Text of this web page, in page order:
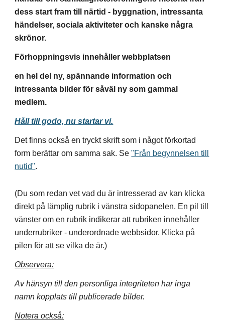
dess start fram till närtid - byggnation, intressanta
händelser, sociala aktiviteter och kanske några
skrönor.
Förhoppningsvis innehåller webbplatsen
en hel del ny, spännande information och
intressanta bilder för såväl ny som gammal
medlem.
Håll till godo, nu startar vi.
Det finns också en tryckt skrift som i något förkortad
form berättar om samma sak. Se"Från begynnelsen till
nutid".
(Du som redan vet vad du är intresserad av kan klicka
direkt på lämplig rubrik i vänstra sidopanelen. En pil till
vänster om en rubrik indikerar att rubriken innehåller
underrubriker - underordnade webbsidor. Klicka på
pilen för att se vilka de är.)
Observera:
Av hänsyn till den personliga integriteten har inga
namn kopplats till publicerade bilder.
Notera också: